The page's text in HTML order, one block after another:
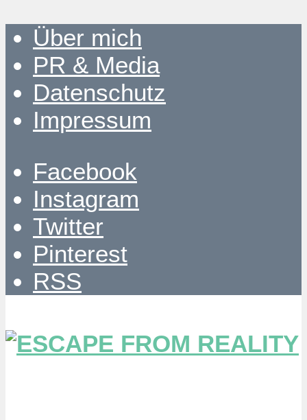
Über mich
PR & Media
Datenschutz
Impressum
Facebook
Instagram
Twitter
Pinterest
RSS